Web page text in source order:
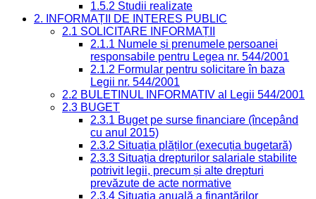
1.5.2 Studii realizate
2. INFORMAȚII DE INTERES PUBLIC
2.1 SOLICITARE INFORMAȚII
2.1.1 Numele și prenumele persoanei
responsabile pentru Legea nr. 544/2001
2.1.2 Formular pentru solicitare în baza
Legii nr. 544/2001
2.2 BULETINUL INFORMATIV al Legii 544/2001
2.3 BUGET
2.3.1 Buget pe surse financiare (începând
cu anul 2015)
2.3.2 Situația plăților (execuția bugetară)
2.3.3 Situația drepturilor salariale stabilite
potrivit legii, precum și alte drepturi
prevăzute de acte normative
2.3.4 Situația anuală a finanțărilor